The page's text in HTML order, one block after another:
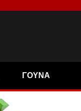
ΓΟΥΝΑ